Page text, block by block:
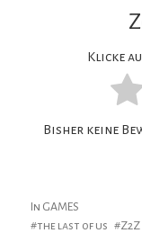
Klicke
Bisher keine
In GAMES
the last of us
Z2Z